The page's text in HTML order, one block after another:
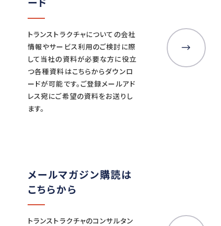
トランストラクチャについての会社
情報やサービス利用のご検討に際
して当社の資料が必要な方に役立
つ各種資料はこちらからダウンロ
ードが可能です。ご登録メールアド
レス宛にご希望の資料をお送りし
ます。
メールマガジン購読は
こちらから
トランストラクチャのコンサルタン